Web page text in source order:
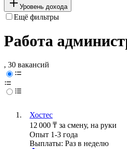
Уровень дохода
Ещё фильтры
Работа
, 30 вакансий
Хостес
12 000 ₸ за смену, на руки
Опыт 1-3 года
Выплаты: Раз в неделю